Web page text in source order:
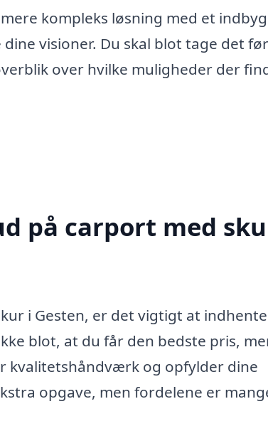
kompleks løsning med et
visioner. Du skal blot tage det
over hvilke muligheder der
på carport med
i Gesten, er det vigtigt at
blot, at du får den bedste pris,
kvalitetshåndværk og opfylder dine
opgave, men fordelene er